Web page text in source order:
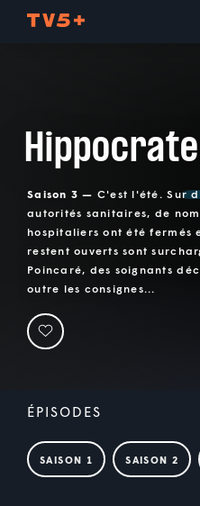
Hippocrate
Saison 3 — C'est l'été. Sur
autorités sanitaires, de
hospitaliers ont été fermés
restent ouverts sont
Poincaré, des soignants
outre les consignes...
ÉPISODES
SAISON 1 SAISON 2